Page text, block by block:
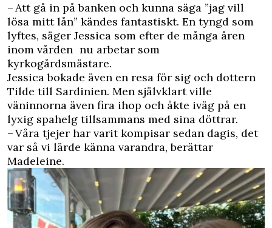
– Att gå in på banken och kunna säga ”jag vill
lösa mitt lån” kändes fantastiskt. En tyngd som
lyftes, säger Jessica som efter de många åren
inom vården nu arbetar som
kyrkogårdsmästare.
Jessica bokade även en resa för sig och dottern
Tilde till Sardinien. Men självklart ville
väninnorna även fira ihop och åkte iväg på en
lyxig spahelg tillsammans med sina döttrar.
– Våra tjejer har varit kompisar sedan dagis, det
var så vi lärde känna varandra, berättar
Madeleine.